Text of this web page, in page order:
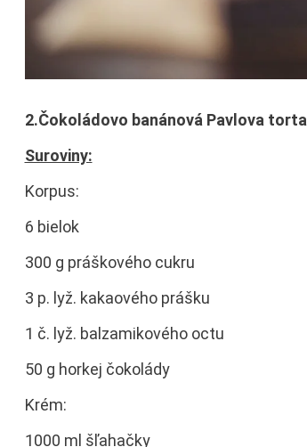
2.Čokoládovo banánová Pavlova torta
Suroviny:
Korpus:
6 bielok
300 g práškového cukru
3 p. lyž. kakaového prášku
1 č. lyž. balzamikového octu
50 g horkej čokolády
Krém:
1000 ml šľahačky